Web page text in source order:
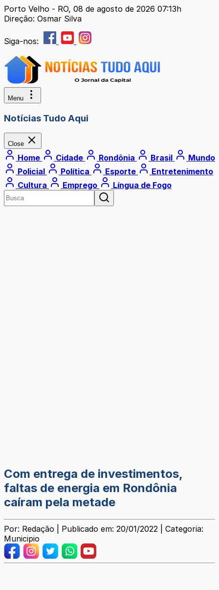
Porto Velho - RO, 08 de agosto de 2026 07:13h
Direção: Osmar Silva
Siga-nos:
Menu
Notícias Tudo Aqui
Close
Home Cidade Rondônia Brasil
Mundo
Policial
Política Esporte
Entretenimento
Cultura
Emprego Língua de Fogo
Com entrega de investimentos,
faltas de energia em Rondônia
caíram pela metade
Por: Redação | Publicado em: 20/01/2022 | Categoria:
Municipio